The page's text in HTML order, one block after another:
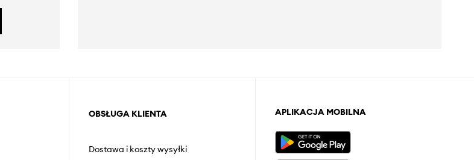
OBSŁUGA KLIENTA
Dostawa i koszty wysyłki
APLIKACJA MOBILNA